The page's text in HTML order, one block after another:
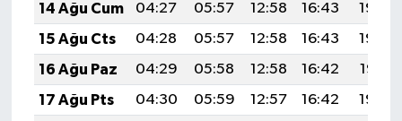
14 Ağu Cum
04:27 05:57 12:58 16:43
19:49
15 Ağu Cts
04:28 05:57 12:58 16:43
19:48
16 Ağu Paz
04:29 05:58 12:58 16:42
19:47
17 Ağu Pts
04:30 05:59 12:57 16:42
19:46